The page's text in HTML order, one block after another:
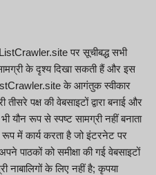
पर सूचीबद्ध सभी
के दृश्य दिखा सकती हैं और इस
के आगंतुक स्वीकार
पक्ष की वेबसाइटों द्वारा बनाई और
यौन रूप से स्पष्ट सामग्री नहीं बनाता
में कार्य करता है जो इंटरनेट पर
पाठकों को समीक्षा की गई वेबसाइटों
नाबालिगों के लिए नहीं है; कृपया